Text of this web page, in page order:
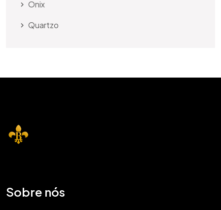
Onix
Quartzo
Sobre nós